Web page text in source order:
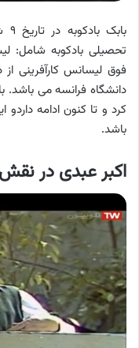
تحصیلی بادکوبه شامل:
فوق لیسانس کارآفرینی از
باشد.
اکبر عبدی در